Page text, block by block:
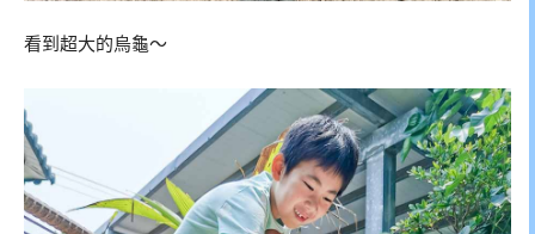
看到超大的烏龜～